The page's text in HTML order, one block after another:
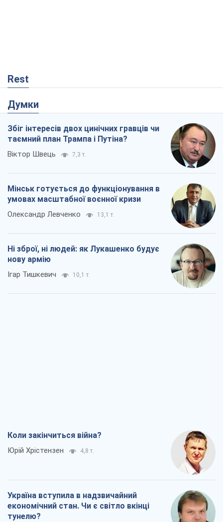
Rest
Думки
Збіг інтересів двох цинічних гравців чи
таємний план Трампа і Путіна?
Віктор Швець 7,3 т.
Мінськ готується до функціонування в
умовах масштабної воєнної кризи
Олександр Левченко 13,1 т.
Ні зброї, ні людей: як Лукашенко будує
нову армію
Ігар Тишкевич 10,1 т.
Коли закінчиться війна?
Юрій Хрістензен 4,8 т.
Україна вступила в надзвичайний
економічний стан. Чи є світло вкінці
тунелю?